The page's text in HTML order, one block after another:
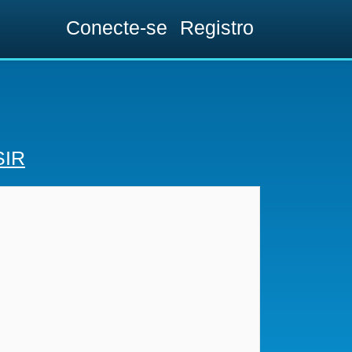
Conecte-se Registro